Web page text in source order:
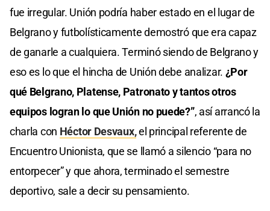
fue irregular. Unión podría haber estado en el lugar de
Belgrano y futbolísticamente demostró que era capaz
de ganarle a cualquiera. Terminó siendo de Belgrano y
eso es lo que el hincha de Unión debe analizar. ¿Por
qué Belgrano, Platense, Patronato y tantos otros
equipos logran lo que Unión no puede?”, así arrancó la
charla con Héctor Desvaux,el principal referente de
Encuentro Unionista, que se llamó a silencio “para no
entorpecer” y que ahora, terminado el semestre
deportivo, sale a decir su pensamiento.